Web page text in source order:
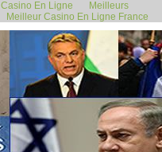
Casino En Ligne
Meilleurs
Meilleur Casino En Ligne France